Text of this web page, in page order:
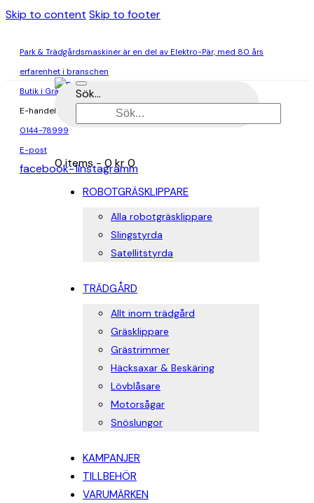
Skip to content Skip to footer
Park & Trädgårdsmaskiner är en del av Elektro-Pär, med 80 års
erfarenhet i branschen
Butik i Gränna & Ödeshög
E-handel
0144-78999
E-post
facebook-1instagramm
Sök...
0 items - 0 kr0
ROBOTGRÄSKLIPPARE
Alla robotgräsklippare
Slingstyrda
Satellitstyrda
TRÄDGÅRD
Allt inom trädgård
Gräsklippare
Grästrimmer
Häcksaxar & Beskäring
Lövblåsare
Motorsågar
Snöslungor
KAMPANJER
TILLBEHÖR
VARUMÄRKEN